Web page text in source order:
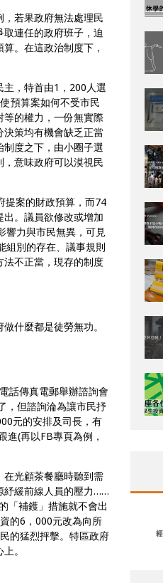
若果政府無法處理民
連任的政府班子，迫
。在這政治制度下，
，特首由1，200人選
預算案如何不受市民
的權力，一份無實際
策均有機會缺乏正當
度之下，由小圈子選
意味政府可以漠視民
提案的財政預算，而74
。議員欲修改或增加
響力與市民無異，可見
組別的存在、議事規則
不正當，現存的制度
什麼都是徒勞無功。
話傳真電郵舉辦諮詢會
，但諮詢淪為讓市民抒
元的安排及司長，有
(再以FB專頁為例，
光顧茶餐廳時聽到需
紓緩前線人員的壓力……
「補鑊」措施就不會出
的6，000元改為向所
的猛烈抨擊。特區政府
。